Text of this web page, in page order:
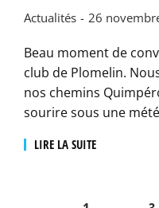
Actualités 26
Beau moment de
club de Plomelin.
nos chemins
sourire sous une
LIRE LA SUITE